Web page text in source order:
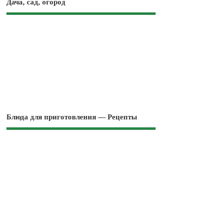
Дача, сад, огород
Блюда для приготовления — Рецепты